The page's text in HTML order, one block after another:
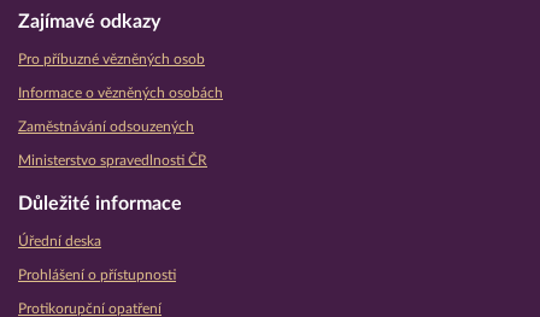
Zajímavé odkazy
Pro příbuzné vězněných osob
Informace o vězněných osobách
Zaměstnávání odsouzených
Ministerstvo spravedlnosti ČR
Důležité informace
Úřední deska
Prohlášení o přístupnosti
Protikorupční opatření